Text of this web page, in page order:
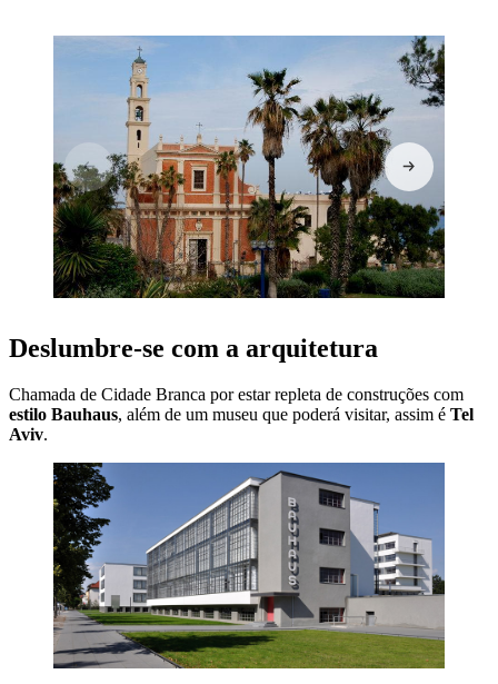
Deslumbre-se com a arquitetura
Chamada de Cidade Branca por estar repleta de construções com
estilo Bauhaus, além de um museu que poderá visitar, assim é Tel
Aviv.